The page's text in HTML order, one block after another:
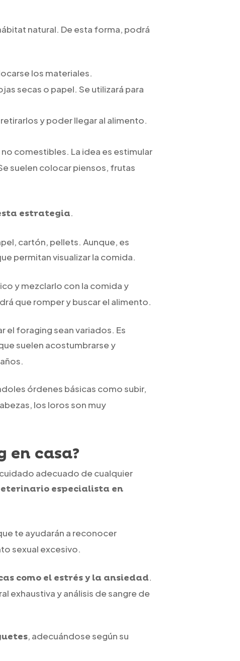
natural. De esta forma, podrá
los materiales.
secas o papel. Se utilizará para
y poder llegar al alimento.
comestibles. La idea es estimular
suelen colocar piensos, frutas
estrategia.
cartón, pellets. Aunque, es
permitan visualizar la comida.
y mezclarlo con la comida y
que romper y buscar el alimento.
el foraging sean variados. Es
suelen acostumbrarse y
órdenes básicas como subir,
los loros son muy
en casa?
adecuado de cualquier
especialista en
te ayudarán a reconocer
sexual excesivo.
como el estrés y la ansiedad.
exhaustiva y análisis de sangre de
, adecuándose según su